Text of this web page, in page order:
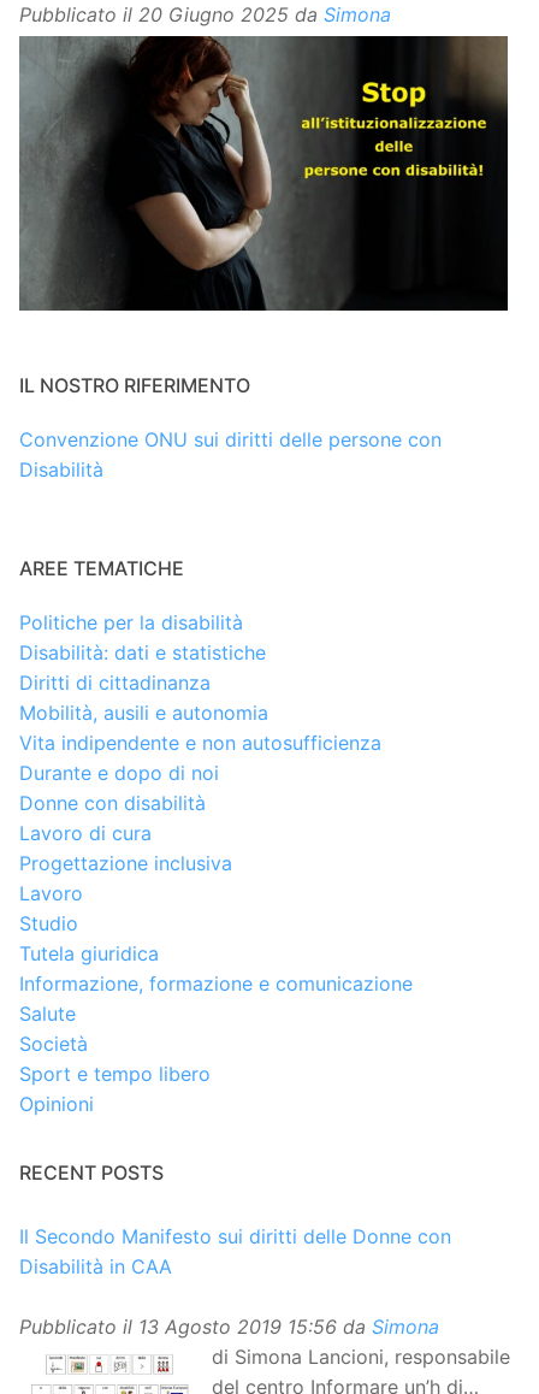
Pubblicato il 20 Giugno 2025 da Simona
IL NOSTRO RIFERIMENTO
Convenzione ONU sui diritti delle persone con
Disabilità
AREE TEMATICHE
Politiche per la disabilità
Disabilità: dati e statistiche
Diritti di cittadinanza
Mobilità, ausili e autonomia
Vita indipendente e non autosufficienza
Durante e dopo di noi
Donne con disabilità
Lavoro di cura
Progettazione inclusiva
Lavoro
Studio
Tutela giuridica
Informazione, formazione e comunicazione
Salute
Società
Sport e tempo libero
Opinioni
RECENT POSTS
Il Secondo Manifesto sui diritti delle Donne con
Disabilità in CAA
Pubblicato il 13 Agosto 2019 15:56 da Simona
di Simona Lancioni, responsabile
del centro Informare un’h di